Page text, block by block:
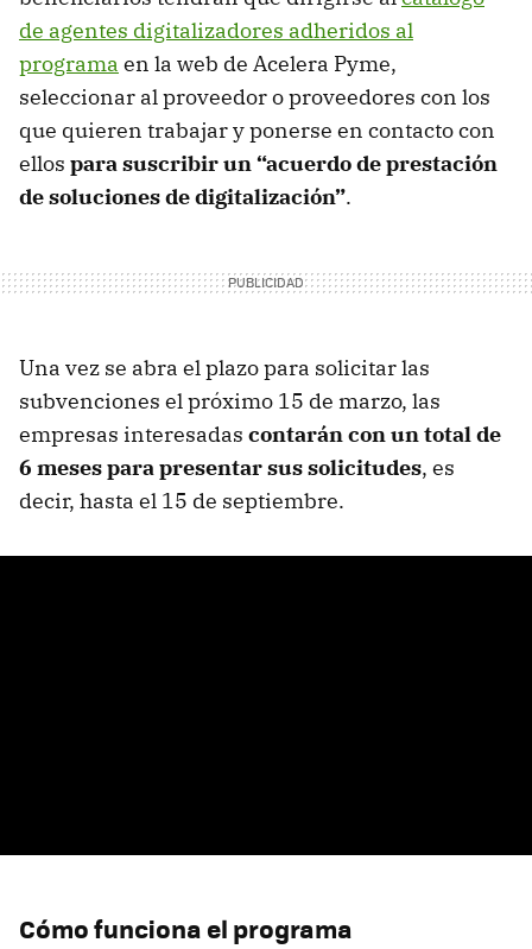
de agentes digitalizadores adheridos al
programa en la web de Acelera Pyme,
seleccionar al proveedor o proveedores con los
que quieren trabajar y ponerse en contacto con
ellos para suscribir un “acuerdo de prestación
de soluciones de digitalización”.
Una vez se abra el plazo para solicitar las
subvenciones el próximo 15 de marzo, las
empresas interesadas contarán con un total de
6 meses para presentar sus solicitudes, es
decir, hasta el 15 de septiembre.
Cómo funciona el programa